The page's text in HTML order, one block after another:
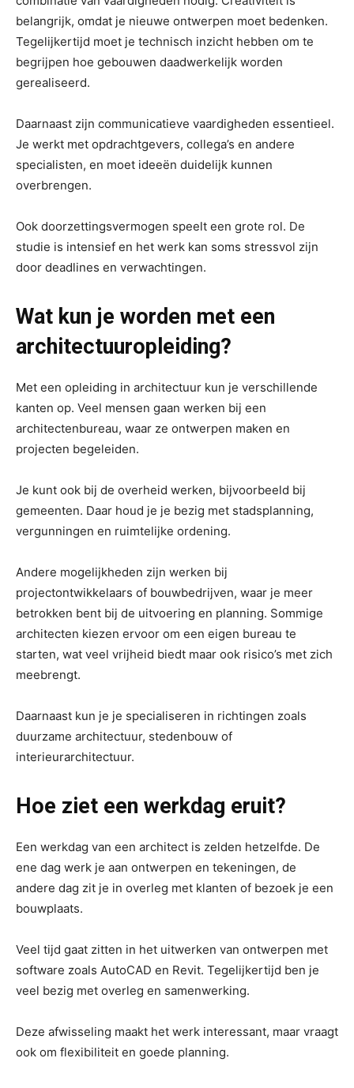
belangrijk, omdat je nieuwe ontwerpen moet bedenken.
Tegelijkertijd moet je technisch inzicht hebben om te
begrijpen hoe gebouwen daadwerkelijk worden
gerealiseerd.
Daarnaast zijn communicatieve vaardigheden essentieel.
Je werkt met opdrachtgevers, collega’s en andere
specialisten, en moet ideeën duidelijk kunnen
overbrengen.
Ook doorzettingsvermogen speelt een grote rol. De
studie is intensief en het werk kan soms stressvol zijn
door deadlines en verwachtingen.
Wat kun je worden met een
architectuuropleiding?
Met een opleiding in architectuur kun je verschillende
kanten op. Veel mensen gaan werken bij een
architectenbureau, waar ze ontwerpen maken en
projecten begeleiden.
Je kunt ook bij de overheid werken, bijvoorbeeld bij
gemeenten. Daar houd je je bezig met stadsplanning,
vergunningen en ruimtelijke ordening.
Andere mogelijkheden zijn werken bij
projectontwikkelaars of bouwbedrijven, waar je meer
betrokken bent bij de uitvoering en planning. Sommige
architecten kiezen ervoor om een eigen bureau te
starten, wat veel vrijheid biedt maar ook risico’s met zich
meebrengt.
Daarnaast kun je je specialiseren in richtingen zoals
duurzame architectuur, stedenbouw of
interieurarchitectuur.
Hoe ziet een werkdag eruit?
Een werkdag van een architect is zelden hetzelfde. De
ene dag werk je aan ontwerpen en tekeningen, de
andere dag zit je in overleg met klanten of bezoek je een
bouwplaats.
Veel tijd gaat zitten in het uitwerken van ontwerpen met
software zoals AutoCAD en Revit. Tegelijkertijd ben je
veel bezig met overleg en samenwerking.
Deze afwisseling maakt het werk interessant, maar vraagt
ook om flexibiliteit en goede planning.